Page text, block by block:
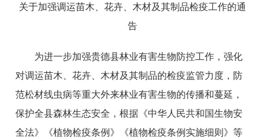
关于加强调运苗木、花卉、木材及其制品检疫工作的通
告
为进一步加强贵德县林业有害生物防控工作，强化
对调运苗木、花卉、木材及其制品的检疫监管力度，防
范松材线虫病等重大外来林业有害生物的传播和蔓延，
保护全县森林生态安全，根据《中华人民共和国生物安
全法》《植物检疫条例》《植物检疫条例实施细则》等